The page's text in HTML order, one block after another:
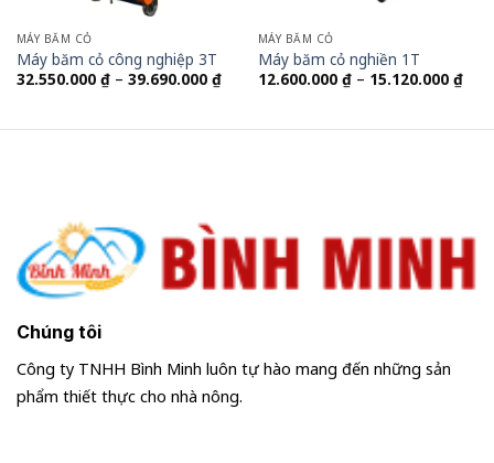
MÁY BĂM CỎ
Máy băm cỏ công nghiệp 3T
32.550.000 ₫ – 39.690.000 ₫Khoảng
giá:
đến
MÁY BĂM CỎ
Máy băm cỏ nghiền 1T
12.600.000 ₫ – 15.120.000 ₫
giá:
đến
Chúng tôi
Công ty TNHH Bình Minh luôn tự hào mang đến những sản
phẩm thiết thực cho nhà nông.